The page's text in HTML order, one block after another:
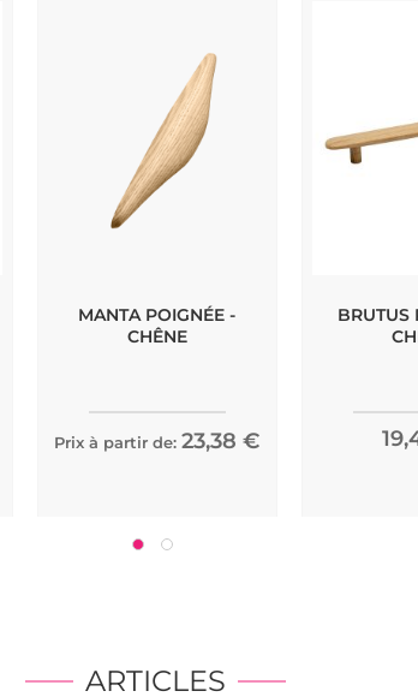
MANTA POIGNÉE -
CHÊNE
Prix à partir de: 23,38 €
BRUTUS
ARTICLES